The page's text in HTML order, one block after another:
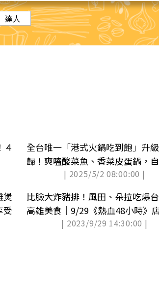
達人
４
全台唯一「港式火鍋吃到飽」升
歸！爽嗑酸菜魚、香菜皮蛋鍋，
| 2025/5/2 08:00:00 |
煲
受
比臉大炸豬排！風田、朵拉吃爆
高雄美食｜9/29《熱血48小時》
| 2023/9/29 14:30:00 |